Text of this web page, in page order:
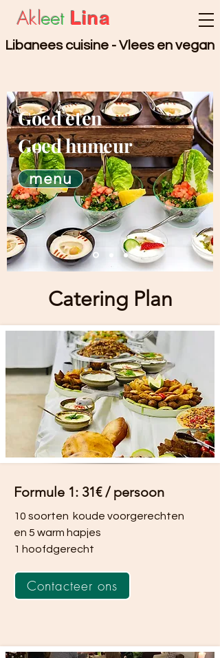
Akleet Lina
Libanees cuisine - Vlees en vegan
Goed eten
Goed humeur
menu
Catering Plan
Formule 1: 31€ / persoon
10 soorten koude voorgerechten
en 5 warm hapjes
1 hoofdgerecht
Contacteer ons